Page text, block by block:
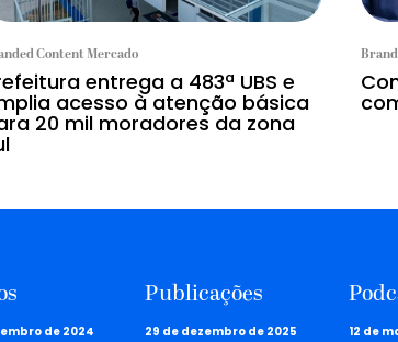
Content Mercado
entrega a 483ª UBS e
acesso à atenção básica
20 mil moradores da zona
de 2024
Publicações
29 de dezembro de 2025
12 de